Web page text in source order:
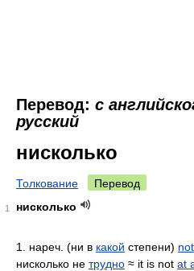
Перевод: с
русский
нисколько
Толкование Перевод
1 нисколько
1. нареч. (ни в какой степени)
нисколько не трудно ≈ it is not at